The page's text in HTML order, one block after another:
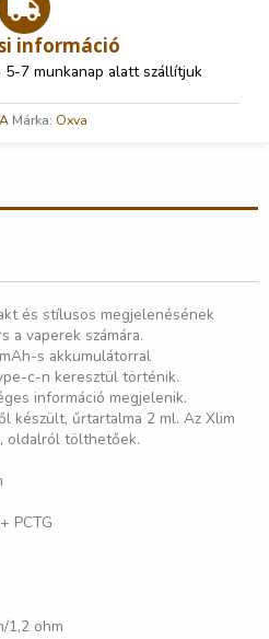
információ
7 munkanap alatt szállítjuk
Márka: Oxva
és stílusos megjelenésének
a vaperek számára.
s akkumulátorral
c-n keresztül történik.
információ megjelenik.
készült, űrtartalma 2 ml. Az Xlim
oldalról tölthetőek.
PCTG
1,2 ohm